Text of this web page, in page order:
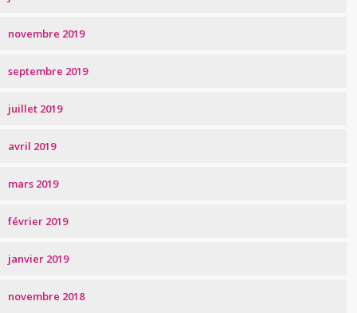
novembre 2019
septembre 2019
juillet 2019
avril 2019
mars 2019
février 2019
janvier 2019
novembre 2018